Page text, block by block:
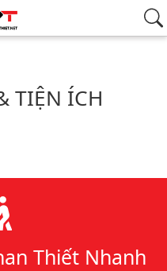
TIỆN ÍCH
viết
Thiết Nhanh